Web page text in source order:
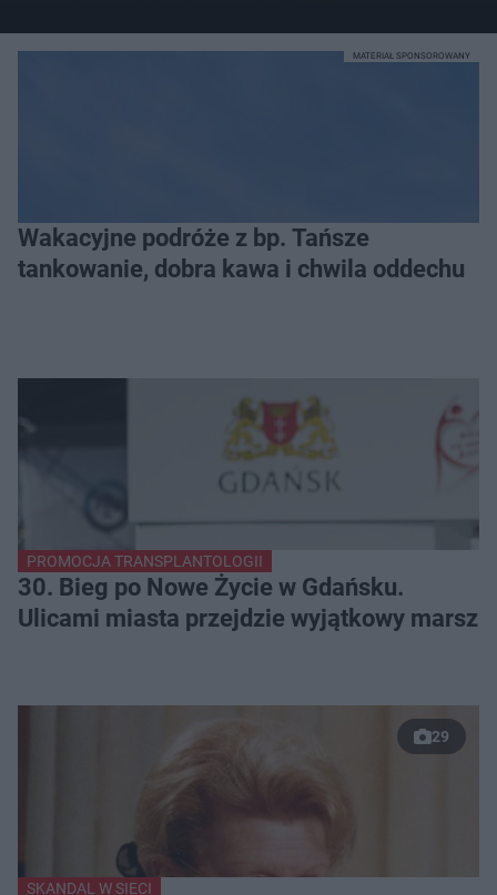
Wakacyjne podróże z bp. Tańsze
tankowanie, dobra kawa i chwila oddechu
MATERIAŁ SPONSOROWANY
PROMOCJA TRANSPLANTOLOGII
30. Bieg po Nowe Życie w Gdańsku.
Ulicami miasta przejdzie wyjątkowy marsz
29
SKANDAL W SIECI